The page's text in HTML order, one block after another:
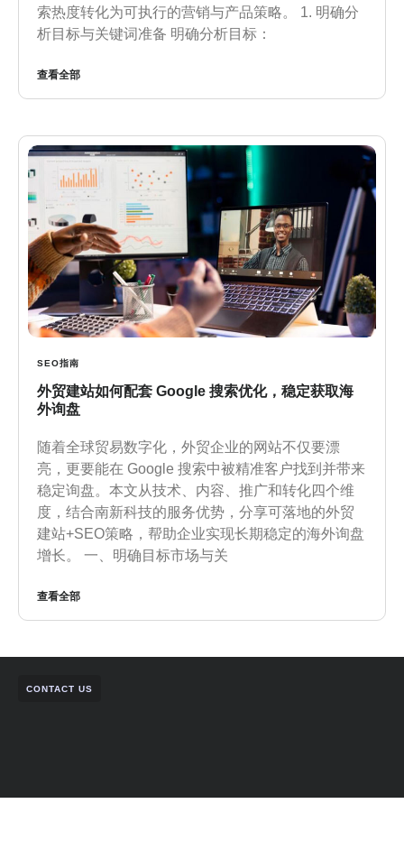
索热度转化为可执行的营销与产品策略。 1. 明确分
析目标与关键词准备 明确分析目标：
查看全部
SEO指南
外贸建站如何配套 Google 搜索优化，稳定获取海
外询盘
随着全球贸易数字化，外贸企业的网站不仅要漂
亮，更要能在 Google 搜索中被精准客户找到并带来
稳定询盘。本文从技术、内容、推广和转化四个维
度，结合南新科技的服务优势，分享可落地的外贸
建站+SEO策略，帮助企业实现长期稳定的海外询盘
增长。 一、明确目标市场与关
查看全部
CONTACT US